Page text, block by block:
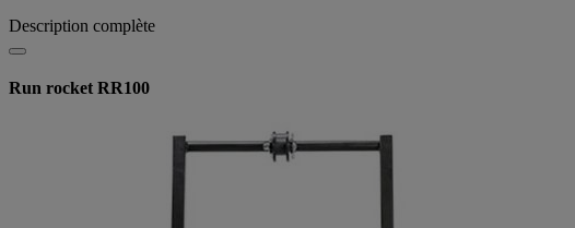
Description complète
Run rocket RR100